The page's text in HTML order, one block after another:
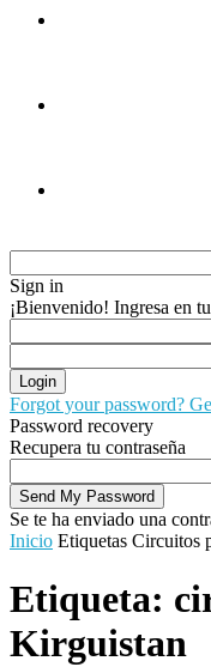
Sign in
¡Bienvenido! Ingresa en
Forgot your password?
Password recovery
Recupera tu contraseña
Se te ha enviado una
Inicio Etiquetas Circuitos
Etiqueta:
Kirguistan